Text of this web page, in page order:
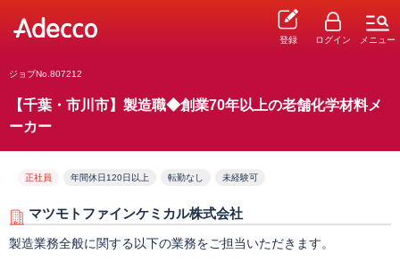
登録 ログイン メニュー
ジョブNo.807212
【千葉・市川市】製造職◆創業70年以上の老舗化学材料メ
ーカー
正社員 年間休日120日以上 転勤なし 未経験可
マツモトファインケミカル株式会社
製造業務全般に関する以下の業務をご担当いただきます。